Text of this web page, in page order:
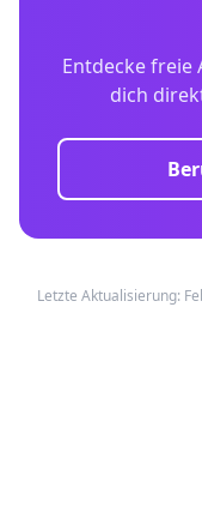
Entdecke freie
dich
Letzte Aktualisierung: